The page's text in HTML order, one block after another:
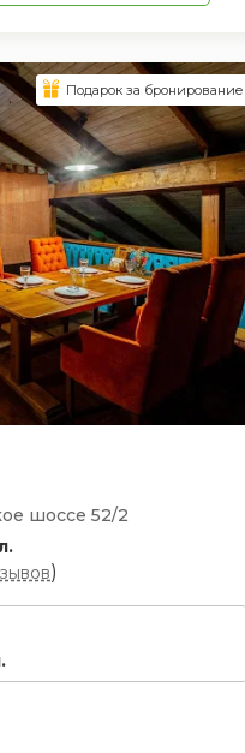
шоссе 52/2
)
Подарок за бронирование